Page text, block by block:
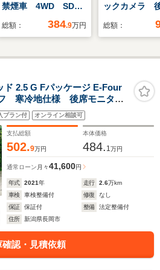
禁煙車 4WD SDナ
ビ 全周囲カメラ E-
ックドア ETC シー
ート パドルシフト
ステアリングヒータ
ー Bluetooth再生
総額： 384.9万円
ックカメラ
ター 両側パ
ンサー 純正
ートキー
ド オート
総額：
2.5 G Fパッケージ E-Four
寒冷地仕様 後席モニタ
カメラ 両側電動スライド
チレーション LEDヘッ
ート ETC2.0 JBL
プラン付 オンライン相談可
支払総額
502.9万円
本体価格
484. 1万円
通常ローン 月々41,600円
年式 2021年 走行 2.6万km
車検
車検整備付 修復
なし
保証
保証付 整備
法定整備付
住所
新潟県長岡市
確認・見積依頼